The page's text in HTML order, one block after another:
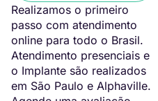
Realizamos o primeiro
passo com atendimento
online para todo o Brasil.
Atendimento presenciais e
o Implante são realizados
em São Paulo e Alphaville.